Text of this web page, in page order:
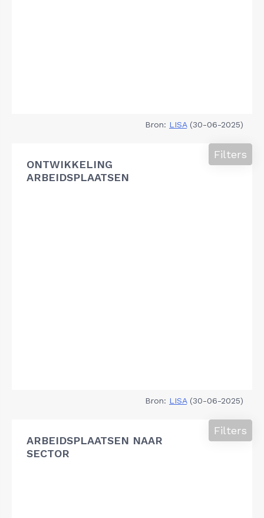
Bron: LISA(30-06-2025)
ONTWIKKELING
ARBEIDSPLAATSEN
Filters
Bron: LISA(30-06-2025)
ARBEIDSPLAATSEN NAAR
SECTOR
Filters